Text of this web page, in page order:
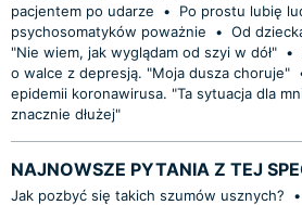
pacjentem po udarze
• Po prostu lubię
psychosomatyków poważnie
• Od
"Nie wiem, jak wyglądam od szyi w dół" •
o walce z depresją. "Moja dusza choruje"
epidemii koronawirusa. "Ta sytuacja dla
znacznie dłużej"
NAJNOWSZE PYTANIA Z TEJ
Jak pozbyć się takich szumów usznych? •